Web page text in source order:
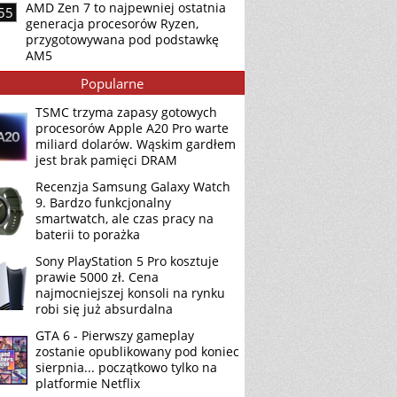
AMD Zen 7 to najpewniej ostatnia
generacja procesorów Ryzen,
przygotowywana pod podstawkę
AM5
Popularne
TSMC trzyma zapasy gotowych
procesorów Apple A20 Pro warte
miliard dolarów. Wąskim gardłem
jest brak pamięci DRAM
Recenzja Samsung Galaxy Watch
9. Bardzo funkcjonalny
smartwatch, ale czas pracy na
baterii to porażka
Sony PlayStation 5 Pro kosztuje
prawie 5000 zł. Cena
najmocniejszej konsoli na rynku
robi się już absurdalna
GTA 6 - Pierwszy gameplay
zostanie opublikowany pod koniec
sierpnia... początkowo tylko na
platformie Netflix